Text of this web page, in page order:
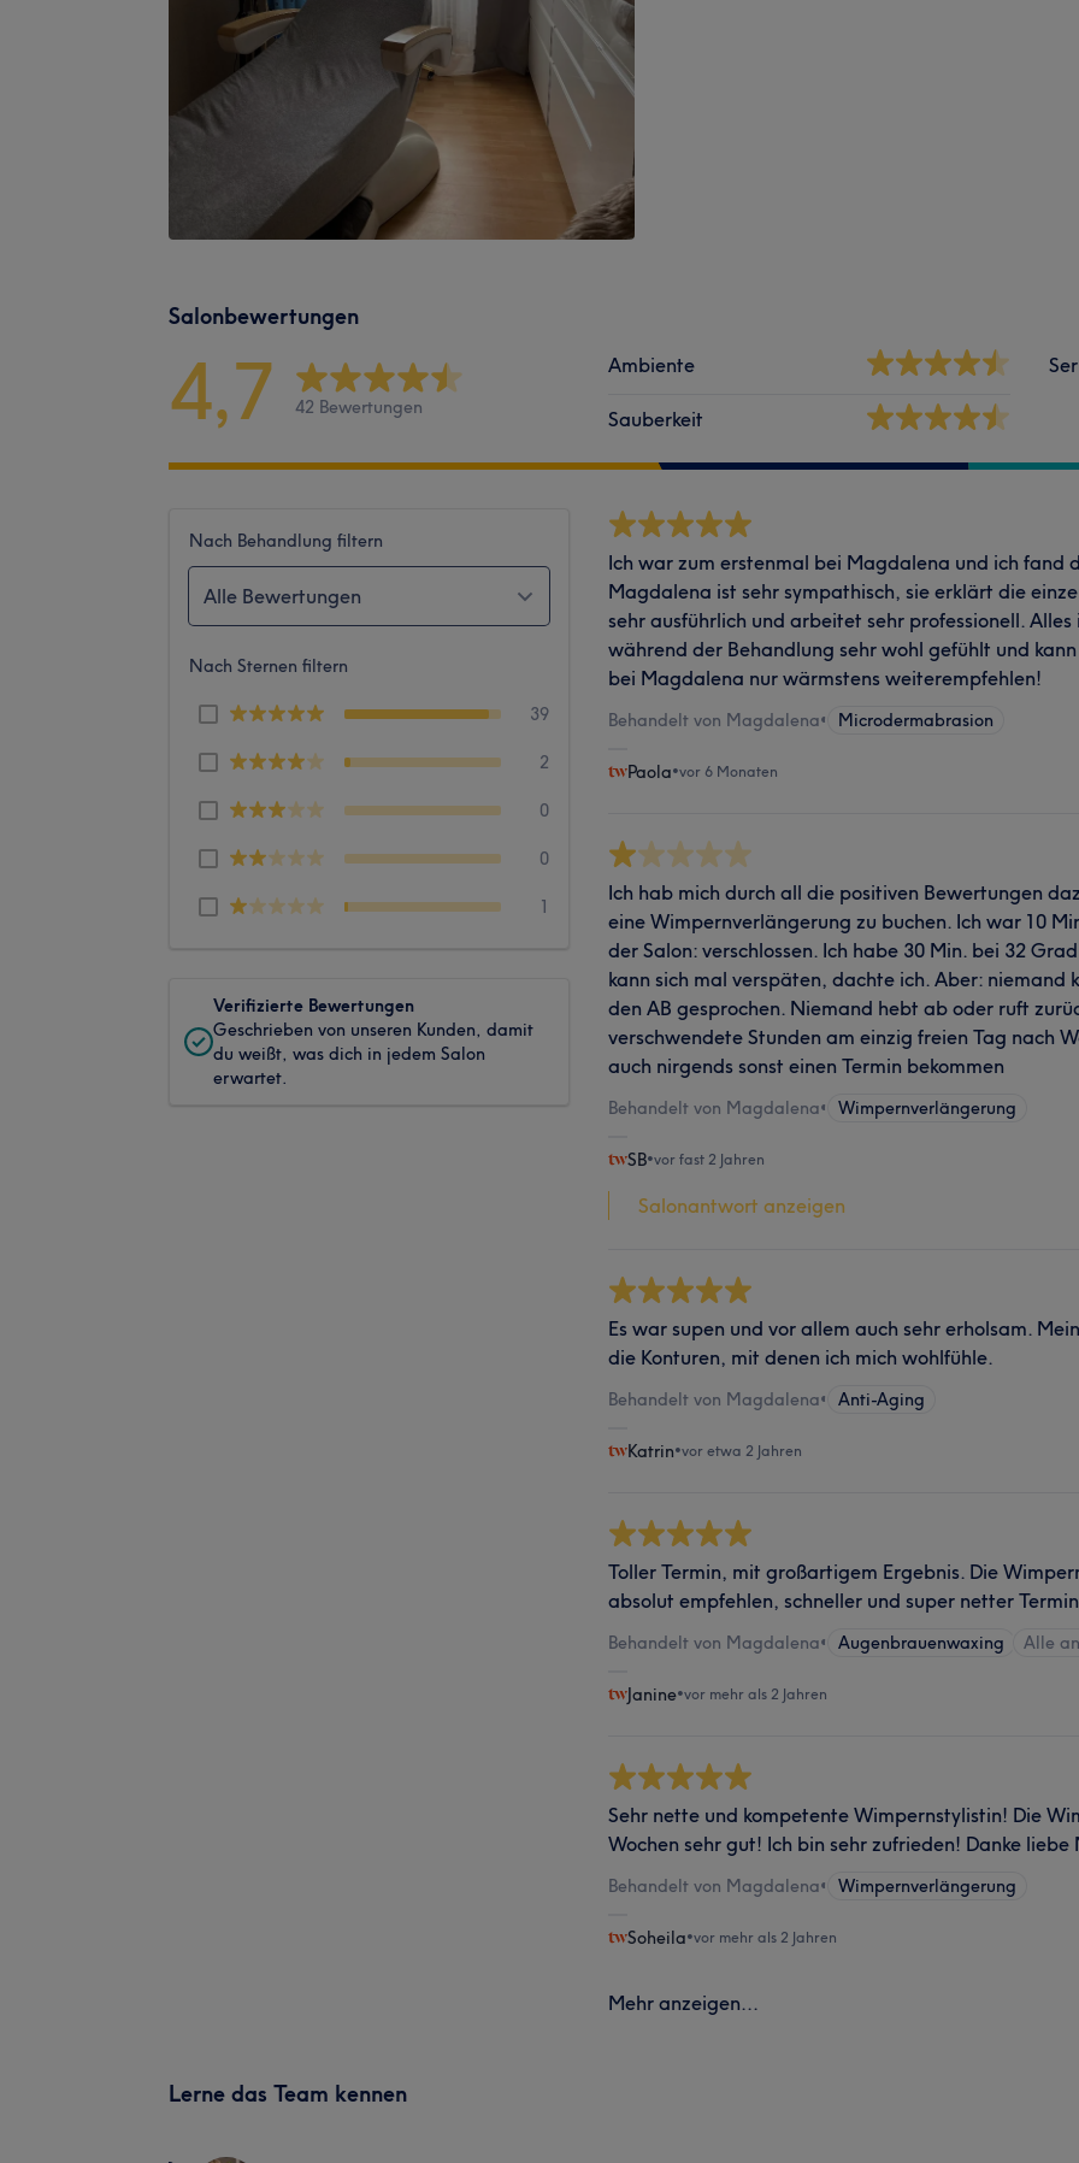
Salonbewertungen
4,7 42 Bewertungen
Ambiente
Sauberkeit
Nach Behandlung filtern
Alle Bewertungen
Nach Sternen filtern
39
2
0
0
1
Verifizierte Bewertungen
Geschrieben von unseren Kunden, damit
du weißt, was dich in jedem Salon
erwartet.
Ich war zum erstenmal bei Magdalena und ich fand
Magdalena ist sehr sympathisch, sie erklärt die
sehr ausführlich und arbeitet sehr professionell.
während der Behandlung sehr wohl gefühlt und
bei Magdalena nur wärmstens weiterempfehlen!
Behandelt von Magdalena• Microdermabrasion
Paola•vor 6 Monaten
Ich hab mich durch all die positiven Bewertungen
eine Wimpernverlängerung zu buchen. Ich war 10
der Salon: verschlossen. Ich habe 30 Min. bei 32
kann sich mal verspäten, dachte ich. Aber: niemand
den AB gesprochen. Niemand hebt ab oder ruft
verschwendete Stunden am einzig freien Tag nach
auch nirgends sonst einen Termin bekommen
Behandelt von Magdalena• Wimpernverlängerung
SB•vor fast 2 Jahren
Salonantwort anzeigen
Es war supen und vor allem auch sehr erholsam.
die Konturen, mit denen ich mich wohlfühle.
Behandelt von Magdalena• Anti-Aging
Katrin•vor etwa 2 Jahren
Toller Termin, mit großartigem Ergebnis. Die
absolut empfehlen, schneller und super netter
Behandelt von Magdalena• Augenbrauenwaxing Alle
Janine•vor mehr als 2 Jahren
Sehr nette und kompetente Wimpernstylistin! Die
Wochen sehr gut! Ich bin sehr zufrieden! Danke
Behandelt von Magdalena• Wimpernverlängerung
Soheila•vor mehr als 2 Jahren
Mehr anzeigen...
Lerne das Team kennen